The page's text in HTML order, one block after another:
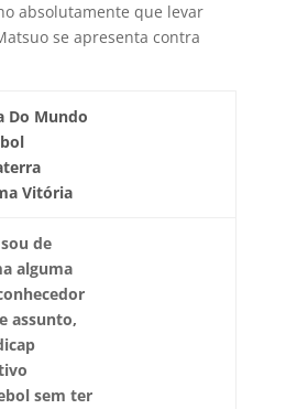
absolutamente que levar
se apresenta contra
Do Mundo
Vitória
de
alguma
assunto,
sem ter